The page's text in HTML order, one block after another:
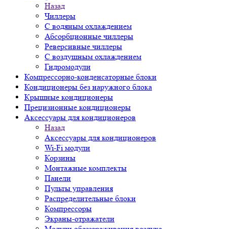
Назад
Чиллеры
С водяным охлаждением
Абсорбционные чиллеры
Реверсивные чиллеры
С воздушным охлаждением
Гидромодули
Компрессорно-конденсаторные блоки
Кондиционеры без наружного блока
Крышные кондиционеры
Прецизионные кондиционеры
Аксессуары для кондиционеров
Назад
Аксессуары для кондиционеров
Wi-Fi модули
Корзины
Монтажные комплекты
Панели
Пульты управления
Распределительные блоки
Компрессоры
Экраны-отражатели